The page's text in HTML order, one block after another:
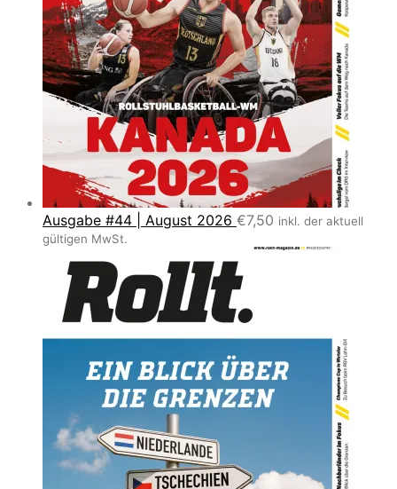
Ausgabe #44 | August 2026 €7,50 inkl. der aktuell
gültigen MwSt.